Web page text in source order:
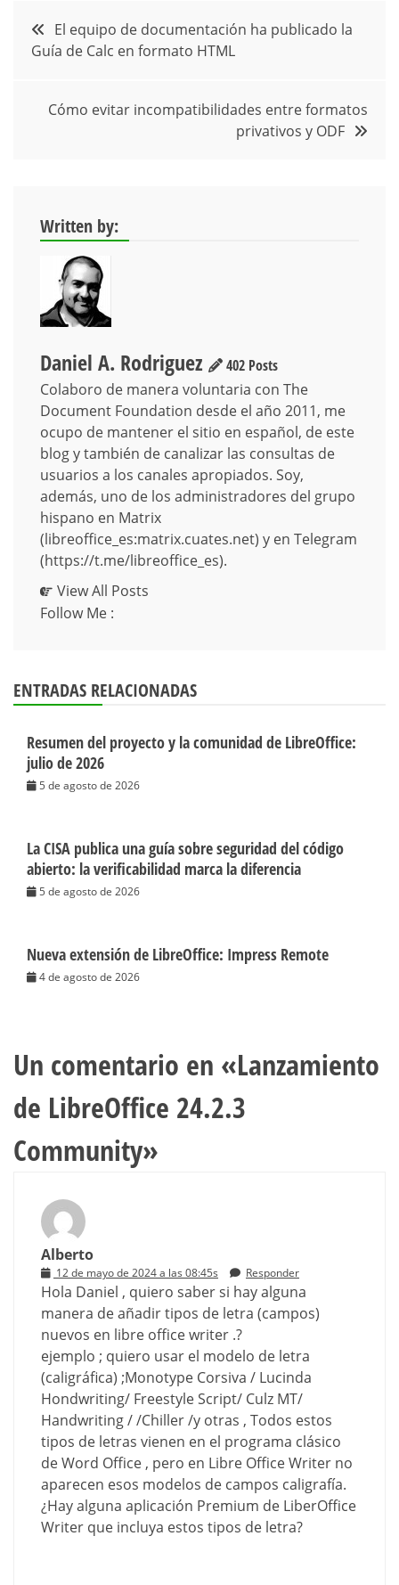
Navegación
de
entradas
El equipo de documentación ha publicado la
Guía de Calc en formato HTML
Cómo evitar incompatibilidades entre formatos
privativos y ODF
Written by:
Daniel A. Rodriguez
402 Posts
Colaboro de manera voluntaria con The
Document Foundation desde el año 2011, me
ocupo de mantener el sitio en español, de este
blog y también de canalizar las consultas de
usuarios a los canales apropiados. Soy,
además, uno de los administradores del grupo
hispano en Matrix
(libreoffice_es:matrix.cuates.net) y en Telegram
(https://t.me/libreoffice_es).
View All Posts
Follow Me :
ENTRADAS RELACIONADAS
Resumen del proyecto y la comunidad de LibreOffice:
julio de 2026
5 de agosto de 2026
La CISA publica una guía sobre seguridad del código
abierto: la verificabilidad marca la diferencia
5 de agosto de 2026
Nueva extensión de LibreOffice: Impress Remote
4 de agosto de 2026
Un comentario en «Lanzamiento
de LibreOffice 24.2.3
Community»
Alberto
12 de mayo de 2024 a las 08:45s Responder
Hola Daniel , quiero saber si hay alguna
manera de añadir tipos de letra (campos)
nuevos en libre office writer .?
ejemplo ; quiero usar el modelo de letra
(caligráfica) ;Monotype Corsiva / Lucinda
Hondwriting/ Freestyle Script/ Culz MT/
Handwriting / /Chiller /y otras , Todos estos
tipos de letras vienen en el programa clásico
de Word Office , pero en Libre Office Writer no
aparecen esos modelos de campos caligrafía.
¿Hay alguna aplicación Premium de LiberOffice
Writer que incluya estos tipos de letra?